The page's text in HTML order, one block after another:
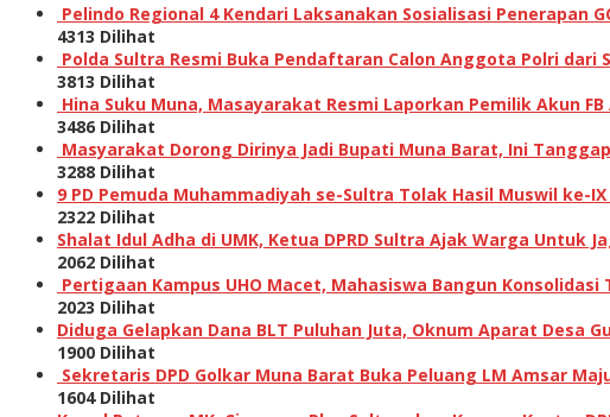
Pelindo Regional 4 Kendari Laksanakan Sosialisasi Penerapan
4313 Dilihat
Polda Sultra Resmi Buka Pendaftaran Calon Anggota Polri dari
3813 Dilihat
Hina Suku Muna, Masayarakat Resmi Laporkan Pemilik Akun
3486 Dilihat
Masyarakat Dorong Dirinya Jadi Bupati Muna Barat, Ini
3288 Dilihat
9 PD Pemuda Muhammadiyah se-Sultra Tolak Hasil Muswil ke-
2322 Dilihat
Shalat Idul Adha di UMK, Ketua DPRD Sultra Ajak Warga Untuk
2062 Dilihat
Pertigaan Kampus UHO Macet, Mahasiswa Bangun
2023 Dilihat
Diduga Gelapkan Dana BLT Puluhan Juta, Oknum Aparat Desa
1900 Dilihat
Sekretaris DPD Golkar Muna Barat Buka Peluang LM Amsar
1604 Dilihat